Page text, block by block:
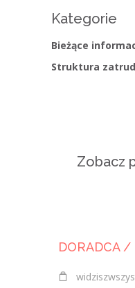
Kategorie
Bieżące
Struktura
Zobacz